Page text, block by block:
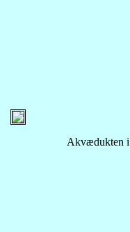
Akvædukten i